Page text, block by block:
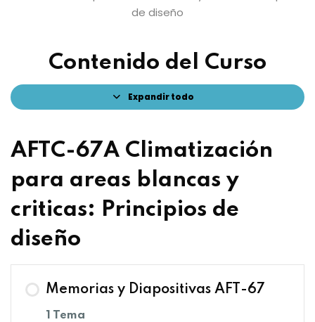
de diseño
Contenido del Curso
Expandir todo
AFTC-67A Climatización
para areas blancas y
criticas: Principios de
diseño
Memorias y Diapositivas AFT-67
1 Tema